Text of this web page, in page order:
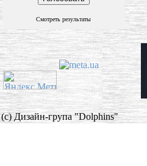
Смотреть результаты
(c) Дизайн-група "Dolphins"